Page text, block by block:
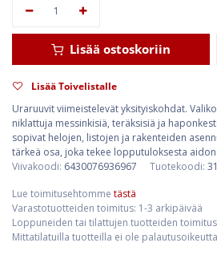
Lisää ostoskoriin
Lisää Toivelistalle
Uraruuvit viimeistelevät yksityiskohdat.
niklattuja messinkisiä, teräksisiä ja
sopivat helojen, listojen ja rakenteiden
tärkeä osa, joka tekee lopputuloksesta aidon
Viivakoodi: 6430076936967 Tuotekoodi:
Lue toimitusehtomme tästä
Varastotuotteiden toimitus: 1-3 arkipäivää
Loppuneiden tai tilattujen tuotteiden
Mittatilatuilla tuotteilla ei ole